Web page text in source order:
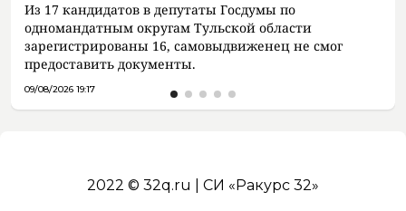
Из 17 кандидатов в депутаты Госдумы по
одномандатным округам Тульской области
зарегистрированы 16, самовыдвиженец не смог
предоставить документы.
09/08/2026 19:17
2022 © 32q.ru | СИ «Ракурс 32»